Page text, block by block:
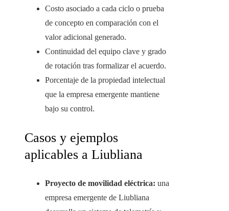
Costo asociado a cada ciclo o prueba
de concepto en comparación con el
valor adicional generado.
Continuidad del equipo clave y grado
de rotación tras formalizar el acuerdo.
Porcentaje de la propiedad intelectual
que la empresa emergente mantiene
bajo su control.
Casos y ejemplos
aplicables a Liubliana
Proyecto de movilidad eléctrica: una
empresa emergente de Liubliana